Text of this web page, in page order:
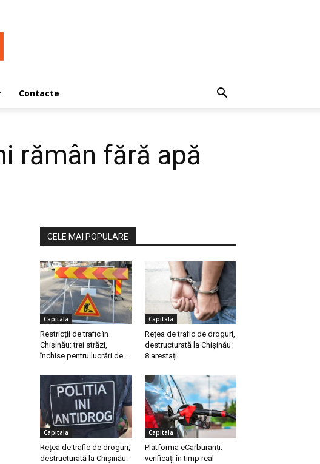
Contacte
rămân fără apă
CELE MAI POPULARE
Capitala
Restricții de trafic în
Chișinău: trei străzi,
închise pentru lucrări de...
Capitala
Rețea de trafic de droguri,
destructurată la Chișinău:
8 arestați
Capitala
Rețea de trafic de droguri,
destructurată la Chișinău:
Capitala
Platforma eCarburanți:
verificați în timp real